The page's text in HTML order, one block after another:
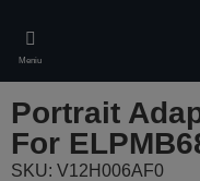
main
content
Meniu
Portrait
For
SKU: V12H006AF0